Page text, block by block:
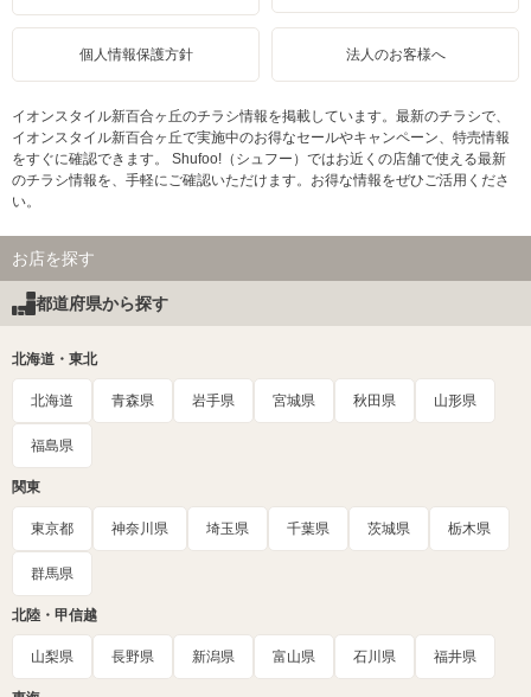
個人情報保護方針 法人のお客様へ
イオンスタイル新百合ヶ丘のチラシ情報を掲載しています。最新のチラシで、
イオンスタイル新百合ヶ丘で実施中のお得なセールやキャンペーン、特売情報
をすぐに確認できます。 Shufoo!（シュフー）ではお近くの店舗で使える最新
のチラシ情報を、手軽にご確認いただけます。お得な情報をぜひご活用くださ
い。
お店を探す
都道府県から探す
北海道・東北
北海道 青森県 岩手県 宮城県 秋田県 山形県
福島県
関東
東京都 神奈川県 埼玉県 千葉県 茨城県 栃木県
群馬県
北陸・甲信越
山梨県 長野県 新潟県 富山県 石川県 福井県